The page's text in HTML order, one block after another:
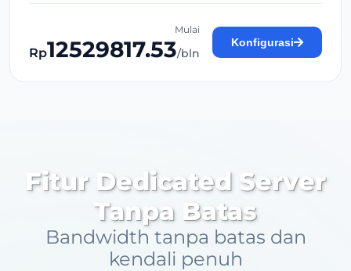
Mulai
Rp12529817.53/bln
Konfigurasi
Fitur Dedicated Server
Tanpa Batas
Bandwidth tanpa batas dan
kendali penuh